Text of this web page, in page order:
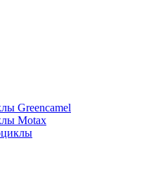
Greencamel
Motax